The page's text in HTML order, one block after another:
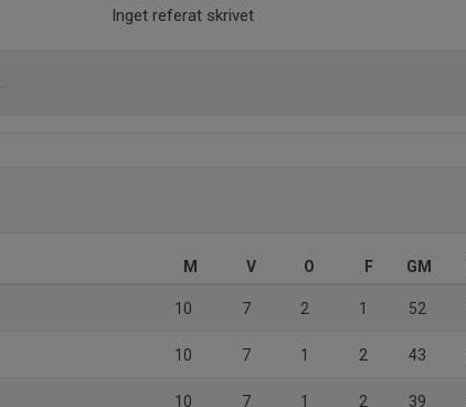
Inget referat skrivet
M V O F GM
10 7 2 1 52
10 7 1 2 43
10 7 1 2 39